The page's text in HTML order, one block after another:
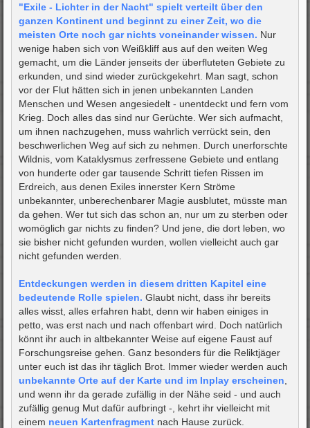
"Exile - Lichter in der Nacht" spielt verteilt über den
ganzen Kontinent und beginnt zu einer Zeit, wo die
meisten Orte noch gar nichts voneinander wissen. Nur
wenige haben sich von Weißkliff aus auf den weiten Weg
gemacht, um die Länder jenseits der überfluteten Gebiete zu
erkunden, und sind wieder zurückgekehrt. Man sagt, schon
vor der Flut hätten sich in jenen unbekannten Landen
Menschen und Wesen angesiedelt - unentdeckt und fern vom
Krieg. Doch alles das sind nur Gerüchte. Wer sich aufmacht,
um ihnen nachzugehen, muss wahrlich verrückt sein, den
beschwerlichen Weg auf sich zu nehmen. Durch unerforschte
Wildnis, vom Kataklysmus zerfressene Gebiete und entlang
von hunderte oder gar tausende Schritt tiefen Rissen im
Erdreich, aus denen Exiles innerster Kern Ströme
unbekannter, unberechenbarer Magie ausblutet, müsste man
da gehen. Wer tut sich das schon an, nur um zu sterben oder
womöglich gar nichts zu finden? Und jene, die dort leben, wo
sie bisher nicht gefunden wurden, wollen vielleicht auch gar
nicht gefunden werden.
Entdeckungen werden in diesem dritten Kapitel eine
bedeutende Rolle spielen. Glaubt nicht, dass ihr bereits
alles wisst, alles erfahren habt, denn wir haben einiges in
petto, was erst nach und nach offenbart wird. Doch natürlich
könnt ihr auch in altbekannter Weise auf eigene Faust auf
Forschungsreise gehen. Ganz besonders für die Reliktjäger
unter euch ist das ihr täglich Brot. Immer wieder werden auch
unbekannte Orte auf der Karte und im Inplay erscheinen
und wenn ihr da gerade zufällig in der Nähe seid - und auch
zufällig genug Mut dafür aufbringt -, kehrt ihr vielleicht mit
einem neuen Kartenfragment nach Hause zurück.